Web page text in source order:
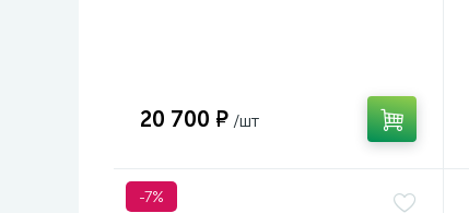
20 700 ₽
-7%